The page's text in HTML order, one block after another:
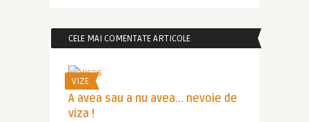
CELE MAI COMENTATE ARTICOLE
VIZE
A avea sau a nu avea… nevoie de
viza !